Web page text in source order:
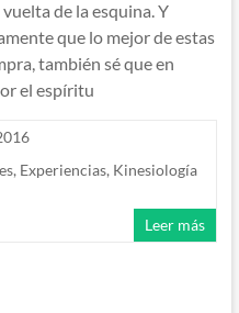
de la esquina. Y
que lo mejor de estas
también sé que en
el espíritu
, Experiencias, Kinesiología
Leer más